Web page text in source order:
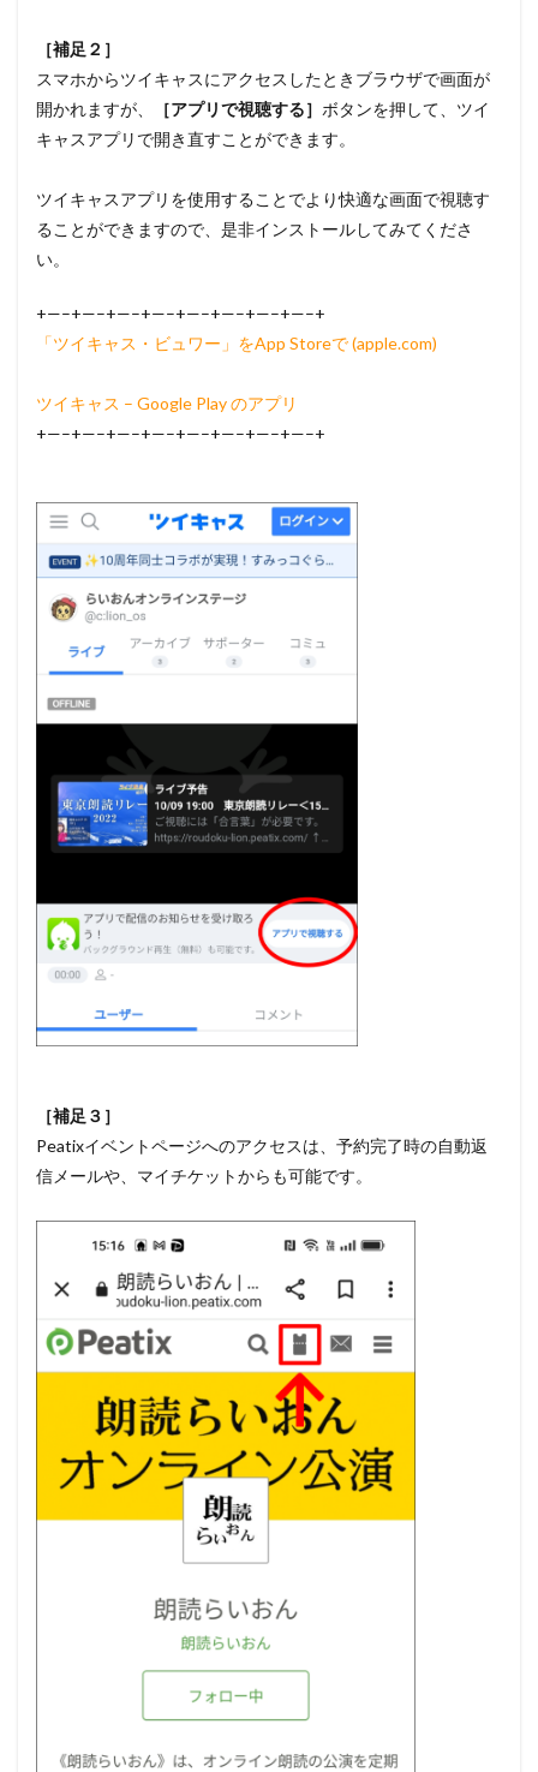
［補足２］
スマホからツイキャスにアクセスしたときブラウザで画面が
開かれますが、
［アプリで視聴する］ ボタンを押して、ツイ
キャスアプリで開き直すことができます。
ツイキャスアプリを使用することでより快適な画面で視聴す
ることができますので、是非インストールしてみてくださ
い。
+—–+—–+—–+—–+—–+—–+—–+—–+
「ツイキャス・ビュワー」をApp Storeで (apple.com)
ツイキャス – Google Play のアプリ
+—–+—–+—–+—–+—–+—–+—–+—–+
［補足３］
Peatixイベントページへのアクセスは、予約完了時の自動返
信メールや、マイチケットからも可能です。